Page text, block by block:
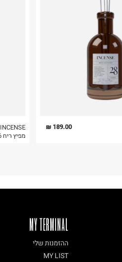
INCENSE
מפיץ ריח 26
189.00 ₪
MY TERMINAL
ההזמנות שלי
MY LIST